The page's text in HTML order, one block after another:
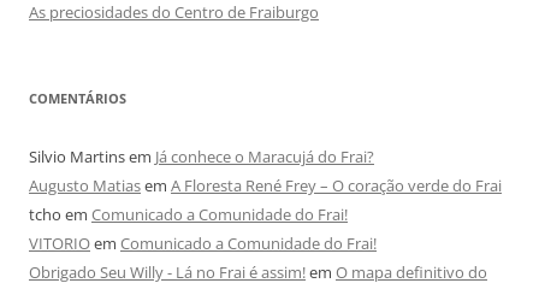
As preciosidades do Centro de Fraiburgo
COMENTÁRIOS
Silvio Martinsem Já conhece o Maracujá do Frai?
Augusto Matiasem A Floresta René Frey – O coração verde do Frai
tcho em Comunicado a Comunidade do Frai!
VITORIOem Comunicado a Comunidade do Frai!
Obrigado Seu Willy - Lá no Frai é assim!em O mapa definitivo do